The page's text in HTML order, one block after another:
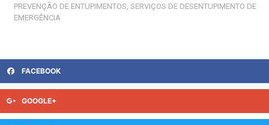
PREVENÇÃO DE ENTUPIMENTOS SERVIÇOS DE DESENTUPIMENTO DE
EMERGÊNCIA
FACEBOOK
GOOGLE+